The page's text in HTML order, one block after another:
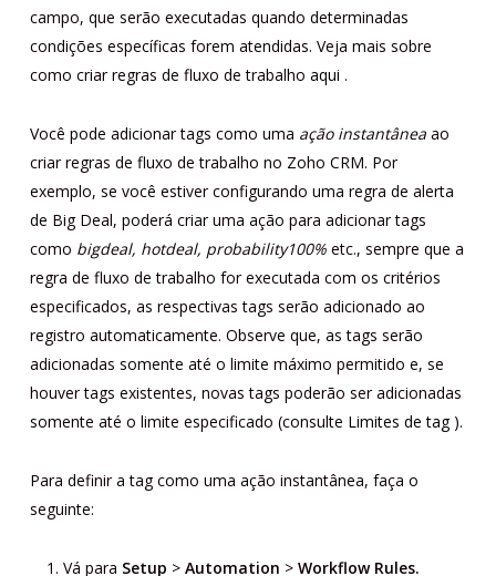
campo, que serão executadas quando determinadas
condições específicas forem atendidas. Veja mais sobre
como criar regras de fluxo de trabalho aqui .
Você pode adicionar tags como uma ação instantâneaao
criar regras de fluxo de trabalho no Zoho CRM. Por
exemplo, se você estiver configurando uma regra de alerta
de Big Deal, poderá criar uma ação para adicionar tags
como bigdeal, hotdeal, probability100%etc., sempre que a
regra de fluxo de trabalho for executada com os critérios
especificados, as respectivas tags serão adicionado ao
registro automaticamente. Observe que, as tags serão
adicionadas somente até o limite máximo permitido e, se
houver tags existentes, novas tags poderão ser adicionadas
somente até o limite especificado (consulte Limites de tag).
Para definir a tag como uma ação instantânea, faça o
seguinte:
Vá para Setup > Automation > Workflow Rules.